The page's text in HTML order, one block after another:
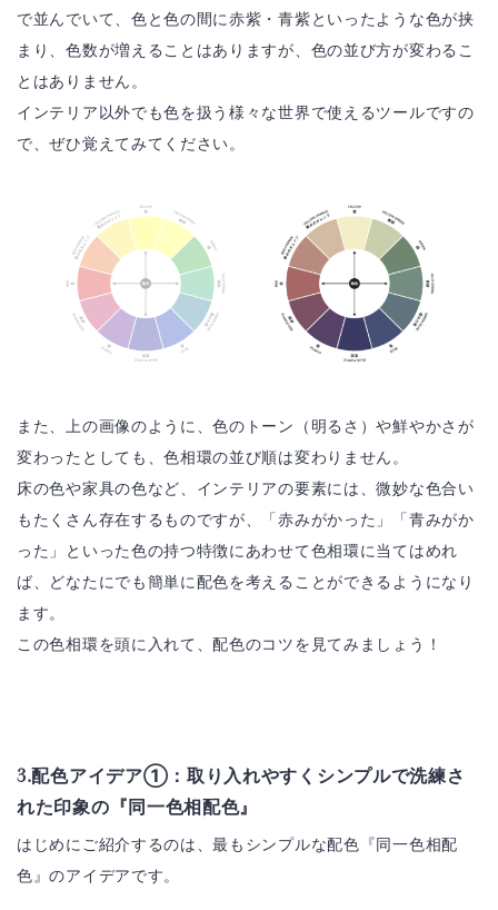
で並んでいて、色と色の間に赤紫・青紫といったような色が挟
まり、色数が増えることはありますが、色の並び方が変わるこ
とはありません。
インテリア以外でも色を扱う様々な世界で使えるツールですの
で、ぜひ覚えてみてください。
また、上の画像のように、色のトーン（明るさ）や鮮やかさが
変わったとしても、色相環の並び順は変わりません。
床の色や家具の色など、インテリアの要素には、微妙な色合い
もたくさん存在するものですが、「赤みがかった」「青みがか
った」といった色の持つ特徴にあわせて色相環に当てはめれ
ば、どなたにでも簡単に配色を考えることができるようになり
ます。
この色相環を頭に入れて、配色のコツを見てみましょう！
3.配色アイデア①：取り入れやすくシンプルで洗練さ
れた印象の『同一色相配色』
はじめにご紹介するのは、最もシンプルな配色『同一色相配
色』のアイデアです。